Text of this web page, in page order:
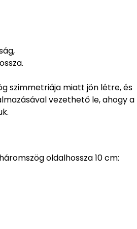
szimmetriája miatt jön létre, és
vezethető le, ahogy a
oldalhossza 10 cm: